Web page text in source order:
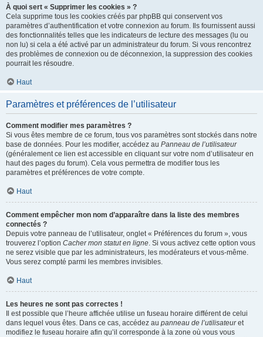
À quoi sert « Supprimer les cookies » ?
Cela supprime tous les cookies créés par phpBB qui conservent vos
paramètres d’authentification et votre connexion au forum. Ils fournissent aussi
des fonctionnalités telles que les indicateurs de lecture des messages (lu ou
non lu) si cela a été activé par un administrateur du forum. Si vous rencontrez
des problèmes de connexion ou de déconnexion, la suppression des cookies
pourrait les résoudre.
Haut
Paramètres et préférences de l’utilisateur
Comment modifier mes paramètres ?
Si vous êtes membre de ce forum, tous vos paramètres sont stockés dans notre
base de données. Pour les modifier, accédez au Panneau de l’utilisateur
(généralement ce lien est accessible en cliquant sur votre nom d’utilisateur en
haut des pages du forum). Cela vous permettra de modifier tous les
paramètres et préférences de votre compte.
Haut
Comment empêcher mon nom d’apparaître dans la liste des membres
connectés ?
Depuis votre panneau de l’utilisateur, onglet « Préférences du forum », vous
trouverez l’option Cacher mon statut en ligne. Si vous activez cette option vous
ne serez visible que par les administrateurs, les modérateurs et vous-même.
Vous serez compté parmi les membres invisibles.
Haut
Les heures ne sont pas correctes !
Il est possible que l’heure affichée utilise un fuseau horaire différent de celui
dans lequel vous êtes. Dans ce cas, accédez au panneau de l’utilisateuret
modifiez le fuseau horaire afin qu’il corresponde à la zone où vous vous